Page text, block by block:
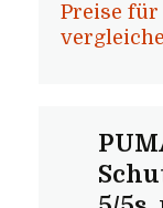
Preise für